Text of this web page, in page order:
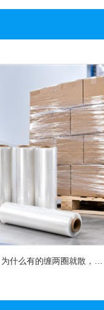
拉伸膜看着都一样，为什么有的缠两圈就散，有的能稳稳扛过长途运输？